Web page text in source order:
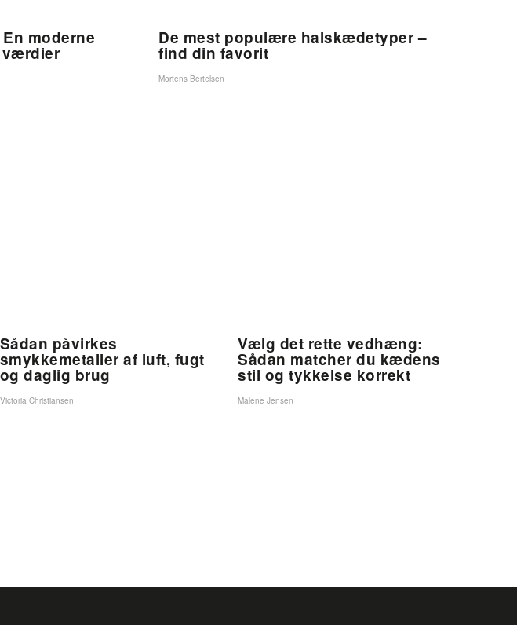
moderne
værdier
De mest populære halskædetyper –
find din favorit
Mortens Bertelsen
Sådan påvirkes
smykkemetaller af luft, fugt
og daglig brug
Victoria Christiansen
Vælg det rette vedhæng:
Sådan matcher du kædens
stil og tykkelse korrekt
Malene Jensen